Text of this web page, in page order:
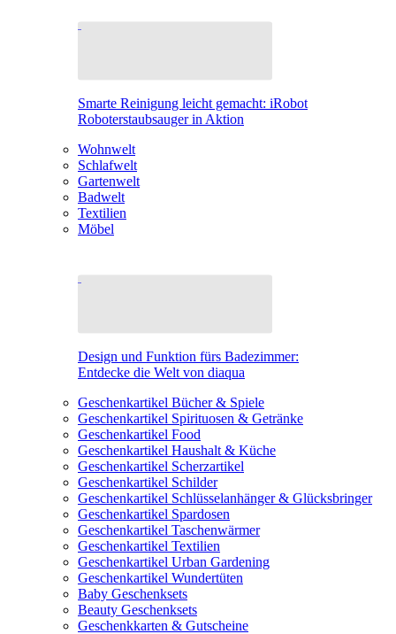
Smarte Reinigung leicht gemacht: iRobot
Roboterstaubsauger in Aktion
Wohnwelt
Schlafwelt
Gartenwelt
Badwelt
Textilien
Möbel
Design und Funktion fürs Badezimmer:
Entdecke die Welt von diaqua
Geschenkartikel Bücher & Spiele
Geschenkartikel Spirituosen & Getränke
Geschenkartikel Food
Geschenkartikel Haushalt & Küche
Geschenkartikel Scherzartikel
Geschenkartikel Schilder
Geschenkartikel Schlüsselanhänger & Glücksbringer
Geschenkartikel Spardosen
Geschenkartikel Taschenwärmer
Geschenkartikel Textilien
Geschenkartikel Urban Gardening
Geschenkartikel Wundertüten
Baby Geschenksets
Beauty Geschenksets
Geschenkkarten & Gutscheine